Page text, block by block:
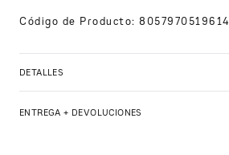
Código de Producto: 8057970519614
DETALLES
ENTREGA + DEVOLUCIONES